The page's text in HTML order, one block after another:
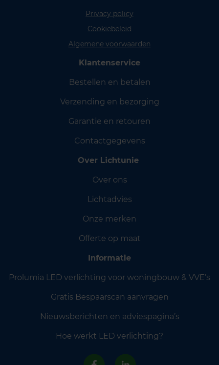
Privacy policy
Cookiebeleid
Algemene voorwaarden
Klantenservice
Bestellen en betalen
Verzending en bezorging
Garantie en retouren
Contactgegevens
Over Lichtunie
Over ons
Lichtadvies
Onze merken
Offerte op maat
Informatie
Prolumia LED verlichting voor woningbouw & VVE’s
Gratis Bespaarscan aanvragen
Nieuwsberichten en adviespagina’s
Hoe werkt LED verlichting?